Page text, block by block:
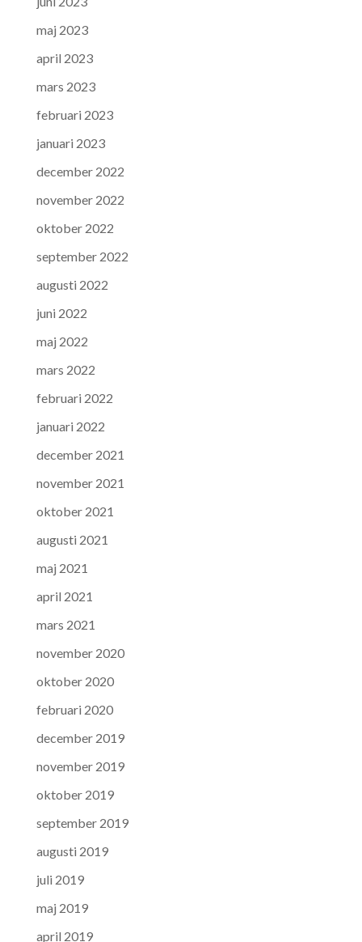
maj 2023
april 2023
mars 2023
februari 2023
januari 2023
december 2022
november 2022
oktober 2022
september 2022
augusti 2022
juni 2022
maj 2022
mars 2022
februari 2022
januari 2022
december 2021
november 2021
oktober 2021
augusti 2021
maj 2021
april 2021
mars 2021
november 2020
oktober 2020
februari 2020
december 2019
november 2019
oktober 2019
september 2019
augusti 2019
juli 2019
maj 2019
april 2019